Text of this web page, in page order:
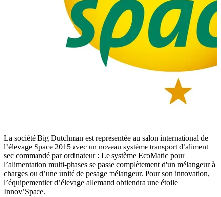
La société Big Dutchman est représentée au salon international de
l’élevage Space 2015 avec un noveau système transport d’aliment
sec commandé par ordinateur : Le système EcoMatic pour
l’alimentation multi-phases se passe complètement d'un mélangeur à
charges ou d’une unité de pesage mélangeur. Pour son innovation,
l’équipementier d’élevage allemand obtiendra une étoile
Innov’Space.